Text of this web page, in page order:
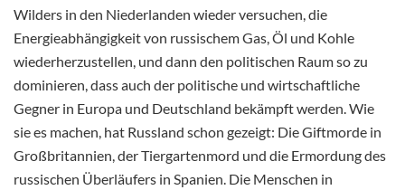
Wilders in den Niederlanden wieder versuchen, die
Energieabhängigkeit von russischem Gas, Öl und Kohle
wiederherzustellen, und dann den politischen Raum so zu
dominieren, dass auch der politische und wirtschaftliche
Gegner in Europa und Deutschland bekämpft werden. Wie
sie es machen, hat Russland schon gezeigt: Die Giftmorde in
Großbritannien, der Tiergartenmord und die Ermordung des
russischen Überläufers in Spanien. Die Menschen in